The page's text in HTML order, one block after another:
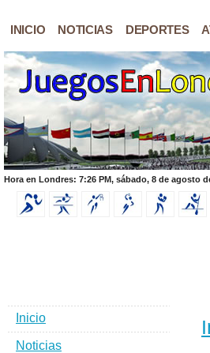
INICIO NOTICIAS DEPORTES
Hora en Londres: 7:26 PM, sábado, 8 de agosto
Inicio
Noticias